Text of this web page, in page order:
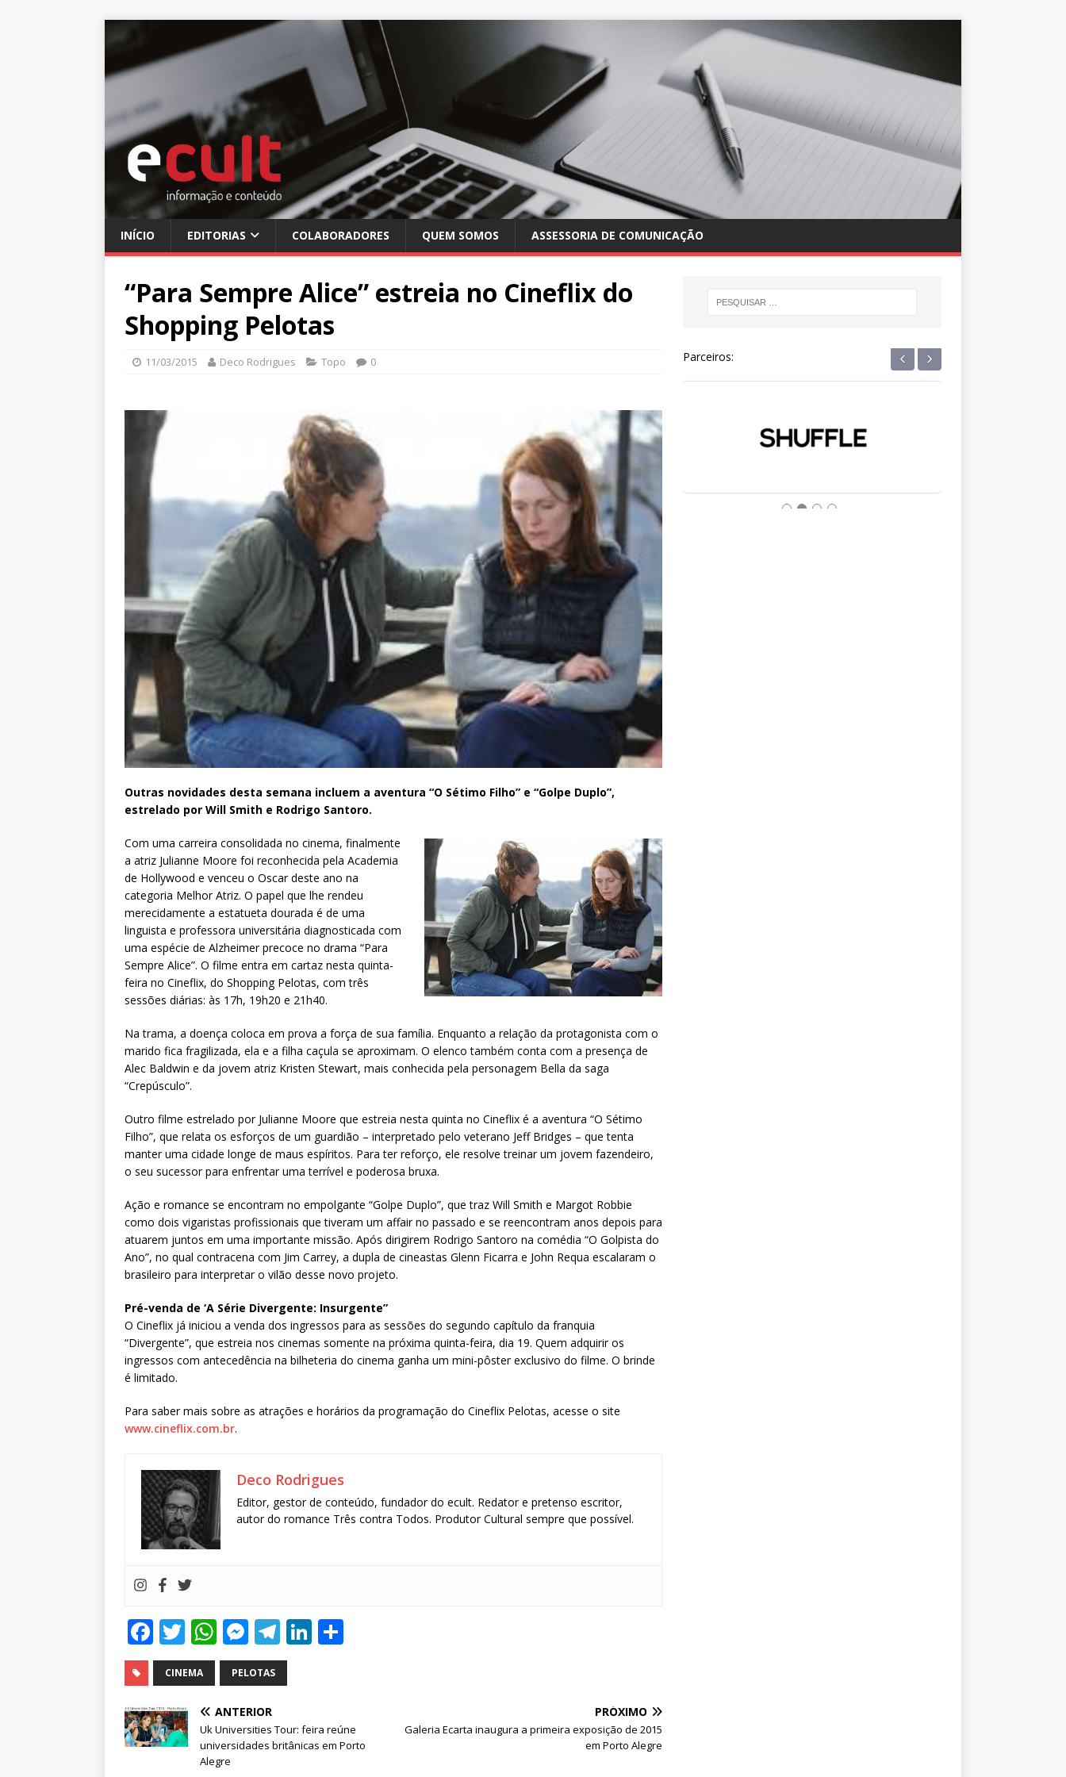
INÍCIO EDITORIAS COLABORADORES QUEM SOMOS ASSESSORIA DE COMUNICAÇÃO
“Para Sempre Alice” estreia no Cineflix do
Shopping Pelotas
11/03/2015 Deco Rodrigues Topo 0
Outras novidades desta semana incluem a aventura “O Sétimo Filho” e “Golpe Duplo”,
estrelado por Will Smith e Rodrigo Santoro.
Com uma carreira consolidada no cinema, finalmente
a atriz Julianne Moore foi reconhecida pela Academia
de Hollywood e venceu o Oscar deste ano na
categoria Melhor Atriz. O papel que lhe rendeu
merecidamente a estatueta dourada é de uma
linguista e professora universitária diagnosticada com
uma espécie de Alzheimer precoce no drama “Para
Sempre Alice”. O filme entra em cartaz nesta quinta-
feira no Cineflix, do Shopping Pelotas, com três
sessões diárias: às 17h, 19h20 e 21h40.
Na trama, a doença coloca em prova a força de sua família. Enquanto a relação da protagonista com o
marido fica fragilizada, ela e a filha caçula se aproximam. O elenco também conta com a presença de
Alec Baldwin e da jovem atriz Kristen Stewart, mais conhecida pela personagem Bella da saga
“Crepúsculo”.
Outro filme estrelado por Julianne Moore que estreia nesta quinta no Cineflix é a aventura “O Sétimo
Filho”, que relata os esforços de um guardião – interpretado pelo veterano Jeff Bridges – que tenta
manter uma cidade longe de maus espíritos. Para ter reforço, ele resolve treinar um jovem fazendeiro,
o seu sucessor para enfrentar uma terrível e poderosa bruxa.
Ação e romance se encontram no empolgante “Golpe Duplo”, que traz Will Smith e Margot Robbie
como dois vigaristas profissionais que tiveram um affair no passado e se reencontram anos depois para
atuarem juntos em uma importante missão. Após dirigirem Rodrigo Santoro na comédia “O Golpista do
Ano”, no qual contracena com Jim Carrey, a dupla de cineastas Glenn Ficarra e John Requa escalaram o
brasileiro para interpretar o vilão desse novo projeto.
Pré-venda de ‘A Série Divergente: Insurgente”
O Cineflix já iniciou a venda dos ingressos para as sessões do segundo capítulo da franquia
“Divergente”, que estreia nos cinemas somente na próxima quinta-feira, dia 19. Quem adquirir os
ingressos com antecedência na bilheteria do cinema ganha um mini-pôster exclusivo do filme. O brinde
é limitado.
Para saber mais sobre as atrações e horários da programação do Cineflix Pelotas, acesse o site
www.cineflix.com.br.
Deco Rodrigues
Editor, gestor de conteúdo, fundador do ecult. Redator e pretenso escritor,
autor do romance Três contra Todos. Produtor Cultural sempre que possível.
F
a
c
e
b
o
T
w
it
te
r
W
h
at
s
A
p
M
e
ss
e
n
g
T
el
e
ra
m
Li
dI
n
CINEMA PELOTAS
ANTERIOR
Uk Universities Tour: feira reúne
universidades britânicas em Porto
Alegre
PRÓXIMO
Galeria Ecarta inaugura a primeira exposição de 2015
em Porto Alegre
Parceiros: ‹ ›